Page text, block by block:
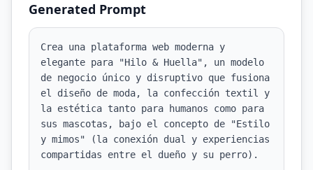
Generated Prompt
Crea una plataforma web moderna y
elegante para "Hilo & Huella", un modelo
de negocio único y disruptivo que fusiona
el diseño de moda, la confección textil y
la estética tanto para humanos como para
sus mascotas, bajo el concepto de "Estilo
y mimos" (la conexión dual y experiencias
compartidas entre el dueño y su perro).